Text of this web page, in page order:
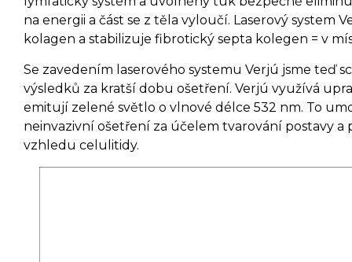
na energii a část se z těla vyloučí. Laserový system
kolagen a stabilizuje fibrotický septa kolegen = v
Se zavedením laserového systemu Verjú jsme teď
výsledků za kratší dobu ošetření. Verjú využívá
emitují zelené světlo o vlnové délce 532 nm. To
neinvazivní ošetření za účelem tvarování postavy
vzhledu celulitidy.